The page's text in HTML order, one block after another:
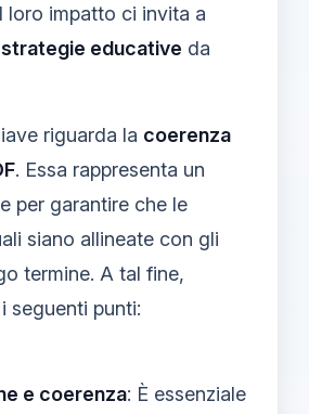
loro impatto ci invita a
strategie educative da
riguarda la coerenza
. Essa rappresenta un
per garantire che le
siano allineate con gli
termine. A tal fine,
seguenti punti:
e coerenza: È essenziale